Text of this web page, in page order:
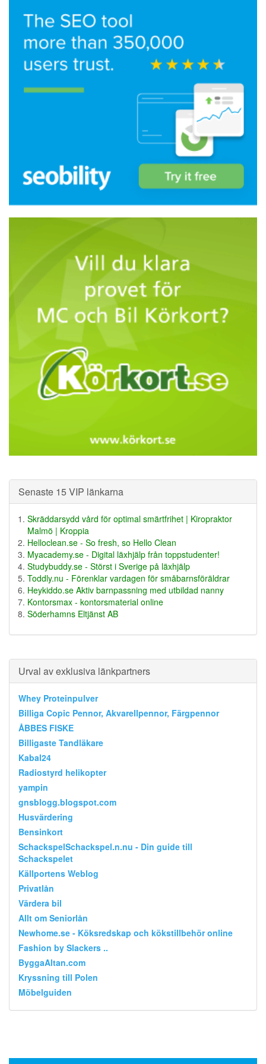
Senaste 15 VIP länkarna
Skräddarsydd vård för optimal smärtfrihet | Kiropraktor
Malmö | Kroppia
Helloclean.se - So fresh, so Hello Clean
Myacademy.se - Digital läxhjälp från toppstudenter!
Studybuddy.se - Störst i Sverige på läxhjälp
Toddly.nu - Förenklar vardagen för småbarnsföräldrar
Heykiddo.se Aktiv barnpassning med utbildad nanny
Kontorsmax - kontorsmaterial online
Söderhamns Eltjänst AB
Urval av exklusiva länkpartners
Whey Proteinpulver
Billiga Copic Pennor, Akvarellpennor, Färgpennor
ÅBBES FISKE
Billigaste Tandläkare
Kabal24
Radiostyrd helikopter
yampin
gnsblogg.blogspot.com
Husvärdering
Bensinkort
SchackspelSchackspel.n.nu - Din guide till
Schackspelet
Källportens Weblog
Privatlån
Värdera bil
Allt om Seniorlån
Newhome.se - Köksredskap och kökstillbehör online
Fashion by Slackers ..
ByggaAltan.com
Kryssning till Polen
Möbelguiden